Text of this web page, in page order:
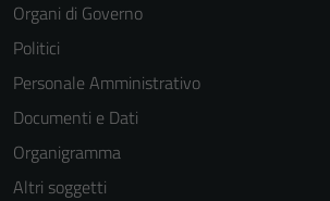
Organi di Governo
Politici
Personale Amministrativo
Documenti e Dati
Organigramma
Altri soggetti